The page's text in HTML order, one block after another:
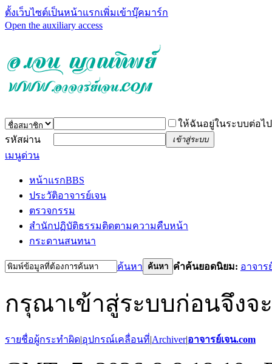
ตั้งเว็บไซต์เป็นหน้าแรกเพิ่มเข้าบุ๊คมาร์ก
Open the auxiliary access
ให้ฉันอยู่ในระบบต่อไป
รหัสผ่าน
เข้าสู่ระบบ
เมนูด่วน
หน้าแรกBBS
ประวัติอาจารย์เจน
ตรวจกรรม
สำนักปฏิบัติธรรมติดตามความคืบหน้า
กระดานสนทนา
ค้นหา ค้นหา คำค้นยอดนิยม: อาจาร
กรุณาเข้าสู่ระบบก่อนจึงจ
รายชื่อผู้กระทำผิด|อุปกรณ์เคลื่อนที่|Archiver|อาจารย์เจน.com